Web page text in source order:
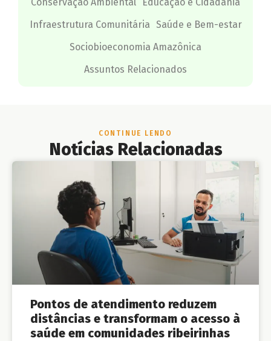
Infraestrutura Comunitária Saúde e Bem-estar
Sociobioeconomia Amazônica
Assuntos Relacionados
CONTINUE LENDO
Notícias Relacionadas
Pontos de atendimento reduzem
distâncias e transformam o acesso à
saúde em comunidades ribeirinhas